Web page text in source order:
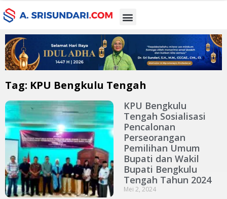
Tag: KPU Bengkulu Tengah
KPU Bengkulu
Tengah Sosialisasi
Pencalonan
Perseorangan
Pemilihan Umum
Bupati dan Wakil
Bupati Bengkulu
Tengah Tahun 2024
Mei 2, 2024